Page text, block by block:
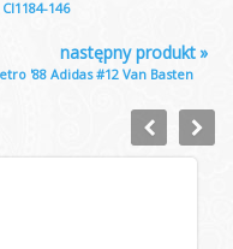
146
»
następny produkt
'88 Adidas #12 Van Basten